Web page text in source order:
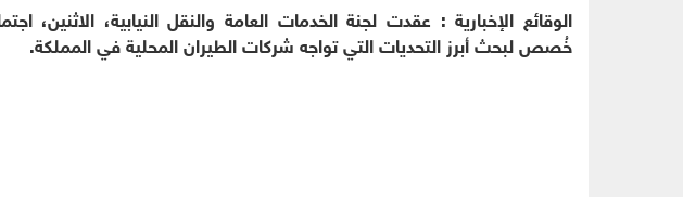
الوقائع الإخبارية : عقدت لجنة الخدمات العامة والنقل النيابية، الاثنين،
خُصص لبحث أبرز التحديات التي تواجه شركات الطيران المحلية في المملكة.